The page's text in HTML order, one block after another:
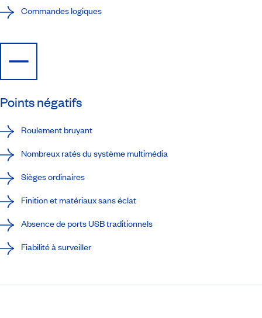
Commandes logiques
Points négatifs
Roulement bruyant
Nombreux ratés du système multimédia
Sièges ordinaires
Finition et matériaux sans éclat
Absence de ports USB traditionnels
Fiabilité à surveiller